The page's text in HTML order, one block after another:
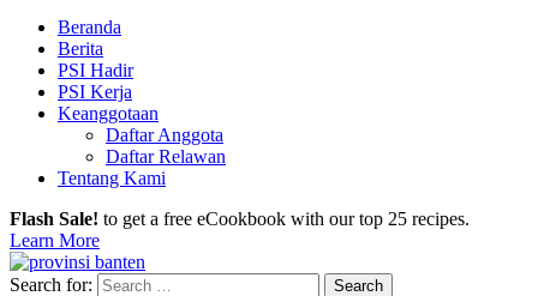
Beranda
Berita
PSI Hadir
PSI Kerja
Keanggotaan
Daftar Anggota
Daftar Relawan
Tentang Kami
Flash Sale! to get a free eCookbook with our top 25 recipes.
Learn More
Search for: